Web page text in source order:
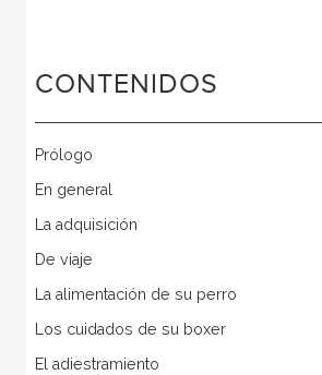
CONTENIDOS
Prólogo
En general
La adquisición
De viaje
La alimentación de su perro
Los cuidados de su boxer
El adiestramiento